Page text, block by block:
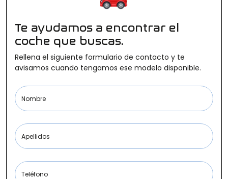
Cuota
Kilómetros
Te ayudamos a encontrar el
coche que buscas.
Rellena el siguiente formulario de contacto y te
avisamos cuando tengamos ese modelo disponible.
Nombre
Apellidos
Teléfono